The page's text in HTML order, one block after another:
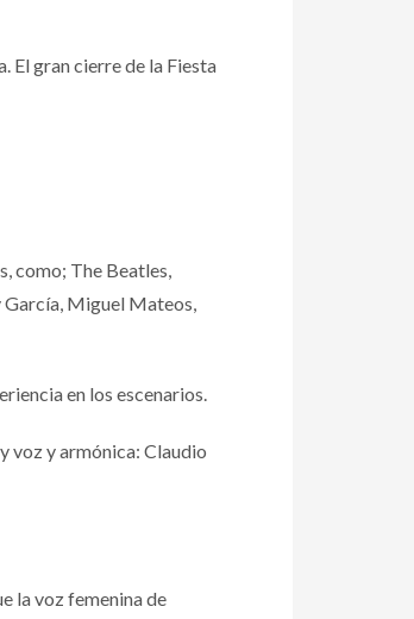
El gran cierre de la Fiesta
como; The Beatles,
García, Miguel Mateos,
en los escenarios.
voz y armónica: Claudio
la voz femenina de